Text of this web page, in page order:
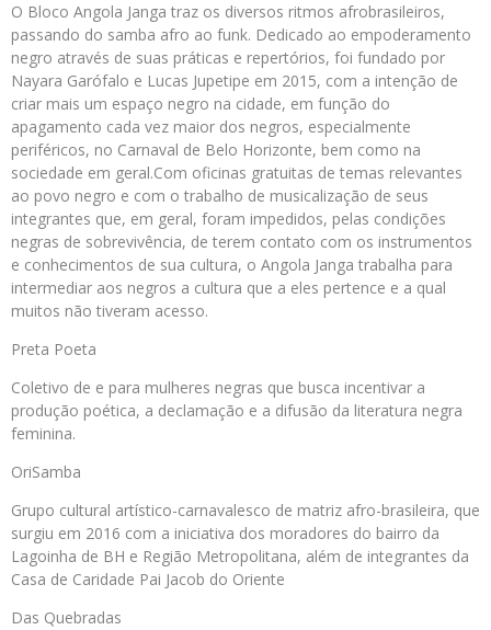
O Bloco Angola Janga traz os diversos ritmos afrobrasileiros,
passando do samba afro ao funk. Dedicado ao empoderamento
negro através de suas práticas e repertórios, foi fundado por
Nayara Garófalo e Lucas Jupetipe em 2015, com a intenção de
criar mais um espaço negro na cidade, em função do
apagamento cada vez maior dos negros, especialmente
periféricos, no Carnaval de Belo Horizonte, bem como na
sociedade em geral.Com oficinas gratuitas de temas relevantes
ao povo negro e com o trabalho de musicalização de seus
integrantes que, em geral, foram impedidos, pelas condições
negras de sobrevivência, de terem contato com os instrumentos
e conhecimentos de sua cultura, o Angola Janga trabalha para
intermediar aos negros a cultura que a eles pertence e a qual
muitos não tiveram acesso.
Preta Poeta
Coletivo de e para mulheres negras que busca incentivar a
produção poética, a declamação e a difusão da literatura negra
feminina.
OriSamba
Grupo cultural artístico-carnavalesco de matriz afro-brasileira, que
surgiu em 2016 com a iniciativa dos moradores do bairro da
Lagoinha de BH e Região Metropolitana, além de integrantes da
Casa de Caridade Pai Jacob do Oriente
Das Quebradas